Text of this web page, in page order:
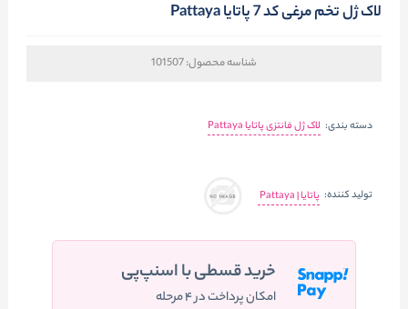
لاک ژل تخم مرغی کد 7 پاتایا Pattaya
شناسه محصول:101507
دسته بندی: لاک ژل فانتزی پاتایا Pattaya
تولید کننده: پاتايا | Pattaya
خرید قسطی با اسنپ‌پی
امکان پرداخت در ۴ مرحله